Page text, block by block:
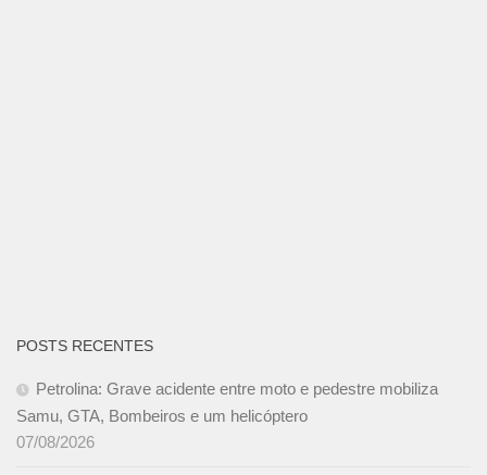
POSTS RECENTES
Petrolina: Grave acidente entre moto e pedestre mobiliza
Samu, GTA, Bombeiros e um helicóptero
07/08/2026